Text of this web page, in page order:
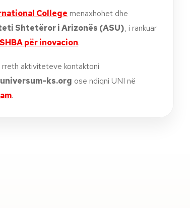
College menaxhohet dhe
Shtetëror i Arizonës (ASU), i rankuar
për inovacion.
aktiviteteve kontaktoni
ks.org ose ndiqni UNI në
.